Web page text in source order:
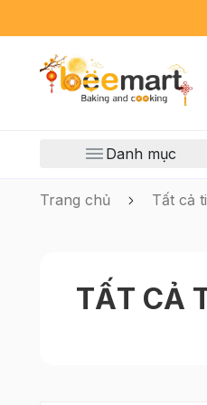
Danh mục
Trang chủ Tất cả
TẤT CẢ